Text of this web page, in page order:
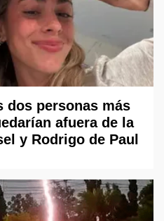
dos personas más
afuera de la
y Rodrigo de Paul